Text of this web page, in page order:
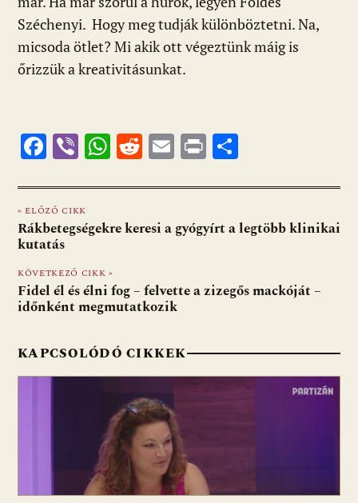
Széchenyi. Hogy meg tudják különböztetni. Na,
micsoda ötlet? Mi akik ott végeztünk máig is
őrizzük a kreativitásunkat.
F
e
b
o
o
k
Vi
er
W
at
s
p
p
R
d
di
E
ai
l
Pr
t za
m
« ELŐZŐ CIKK
Rákbetegségekre keresi a gyógyírt a legtöbb klinikai
kutatás
KÖVETKEZŐ CIKK »
Fidel él és élni fog – felvette a zizegős mackóját –
időnként megmutatkozik
KAPCSOLÓDÓ CIKKEK